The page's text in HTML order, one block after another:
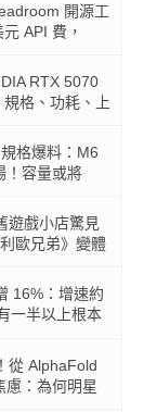
開源工
API 費，
RTX 5070
格、功耗、上
格爆料：M6
！容量或將
遊戲小店驚見
歐兄弟》變體
16%：增速約
一半以上根本
從 AlphaFold
慮：為何明星